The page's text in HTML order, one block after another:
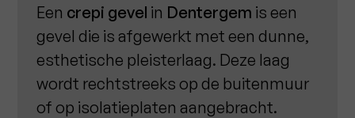
Een crepi gevel in Dentergem is een
gevel die is afgewerkt met een dunne,
esthetische pleisterlaag. Deze laag
wordt rechtstreeks op de buitenmuur
of op isolatieplaten aangebracht.